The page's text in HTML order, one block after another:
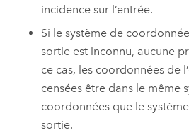
incidence sur l’entrée.
Si le système de
sortie est inconnu, aucune
ce cas, les coordonnées de
censées être dans le même
coordonnées que le
sortie.